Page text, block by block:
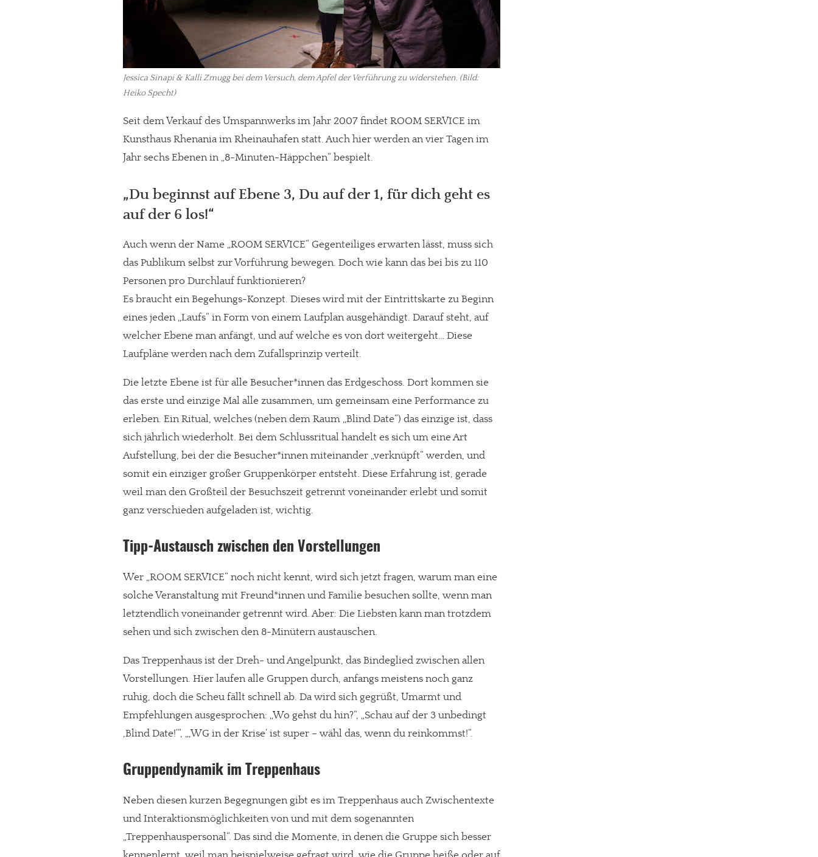
meinesuedstadt.de finanziert sich durch Partnerprofile und Werbung. Beide Einnahmequellen sind in den letzten Monaten stark zurückgegangen.
Solltest Du unsere unabhängige Berichterstattung schätzen, kannst Du uns mit einer kleinen Spende unterstützen.
Paypal - danke@meinesuedstadt.de
Jessica Sinapi & Kalli Zmugg bei dem Versuch, dem Apfel der Verführung zu widerstehen. (Bild:
Heiko Specht)
Seit dem Verkauf des Umspannwerks im Jahr 2007 findet ROOM SERVICE im
Kunsthaus Rhenania im Rheinauhafen statt. Auch hier werden an vier Tagen im
Jahr sechs Ebenen in „8-Minuten-Häppchen“ bespielt.
„Du beginnst auf Ebene 3, Du auf der 1, für dich geht es
auf der 6 los!“
Auch wenn der Name „ROOM SERVICE“ Gegenteiliges erwarten lässt, muss sich
das Publikum selbst zur Vorführung bewegen. Doch wie kann das bei bis zu 110
Personen pro Durchlauf funktionieren?
Es braucht ein Begehungs-Konzept. Dieses wird mit der Eintrittskarte zu Beginn
eines jeden „Laufs“ in Form von einem Laufplan ausgehändigt. Darauf steht, auf
welcher Ebene man anfängt, und auf welche es von dort weitergeht… Diese
Laufpläne werden nach dem Zufallsprinzip verteilt.
Die letzte Ebene ist für alle Besucher*innen das Erdgeschoss. Dort kommen sie
das erste und einzige Mal alle zusammen, um gemeinsam eine Performance zu
erleben. Ein Ritual, welches (neben dem Raum „Blind Date“) das einzige ist, dass
sich jährlich wiederholt. Bei dem Schlussritual handelt es sich um eine Art
Aufstellung, bei der die Besucher*innen miteinander „verknüpft“ werden, und
somit ein einziger großer Gruppenkörper entsteht. Diese Erfahrung ist, gerade
weil man den Großteil der Besuchszeit getrennt voneinander erlebt und somit
ganz verschieden aufgeladen ist, wichtig.
Tipp-Austausch zwischen den Vorstellungen
Wer „ROOM SERVICE“ noch nicht kennt, wird sich jetzt fragen, warum man eine
solche Veranstaltung mit Freund*innen und Familie besuchen sollte, wenn man
letztendlich voneinander getrennt wird. Aber: Die Liebsten kann man trotzdem
sehen und sich zwischen den 8-Minütern austauschen.
Das Treppenhaus ist der Dreh- und Angelpunkt, das Bindeglied zwischen allen
Vorstellungen. Hier laufen alle Gruppen durch, anfangs meistens noch ganz
ruhig, doch die Scheu fällt schnell ab. Da wird sich gegrüßt, Umarmt und
Empfehlungen ausgesprochen: „Wo gehst du hin?“, „Schau auf der 3 unbedingt
‚Blind Date!‘“, „‚WG in der Krise‘ ist super – wähl das, wenn du reinkommst!“.
Gruppendynamik im Treppenhaus
Neben diesen kurzen Begegnungen gibt es im Treppenhaus auch Zwischentexte
und Interaktionsmöglichkeiten von und mit dem sogenannten
„Treppenhauspersonal“. Das sind die Momente, in denen die Gruppe sich besser